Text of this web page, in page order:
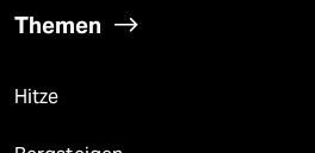
Themen
Hitze